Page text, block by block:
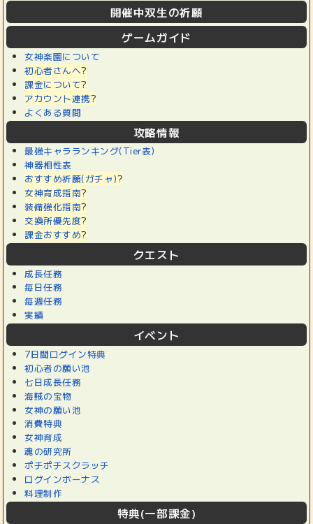
開催中双生の祈願
ゲームガイド
女神楽園について
初心者さんへ?
課金について?
アカウント連携?
よくある質問
攻略情報
最強キャラランキング(Tier表)
神器相性表
おすすめ祈願(ガチャ)?
女神育成指南?
装備強化指南?
交換所優先度?
課金おすすめ?
クエスト
成長任務
毎日任務
毎週任務
実績
イベント
7日間ログイン特典
初心者の願い池
七日成長任務
海賊の宝物
女神の願い池
消費特典
女神育成
魂の研究所
ポチポチスクラッチ
ログインボーナス
料理制作
特典(一部課金)